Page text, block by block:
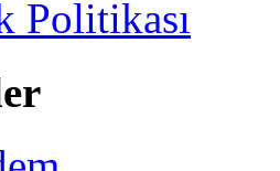
Politikası